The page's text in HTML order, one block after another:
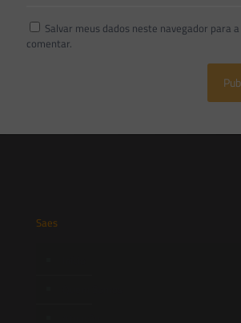
Salvar meus dados neste navegador para
comentar.
Saes